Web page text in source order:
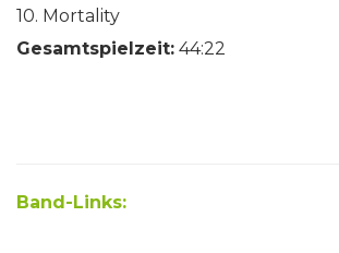
10. Mortality
Gesamtspielzeit: 44:22
Band-Links: